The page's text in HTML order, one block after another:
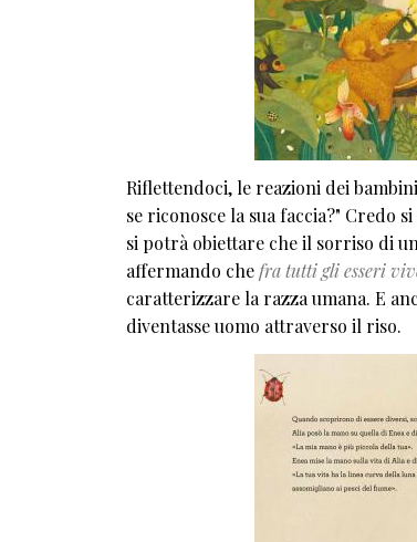
Riflettendoci, le reazioni dei
se riconosce la sua faccia?" Credo
si potrà obiettare che il sorriso di
affermando chefra tutti gli esseri
caratterizzare la razza umana. E
diventasse uomo attraverso il riso.